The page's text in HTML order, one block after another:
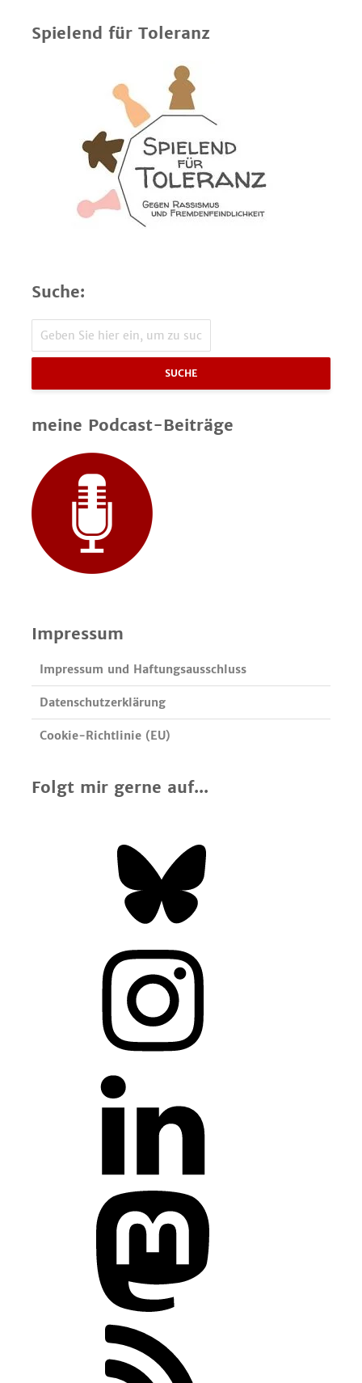
Spielend für Toleranz
Suche:
SUCHE
meine Podcast-Beiträge
Impressum
Impressum und Haftungsausschluss
Datenschutzerklärung
Cookie-Richtlinie (EU)
Folgt mir gerne auf...